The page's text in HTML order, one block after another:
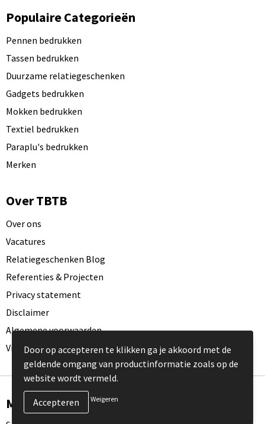
Populaire Categorieën
Pennen bedrukken
Tassen bedrukken
Duurzame relatiegeschenken
Gadgets bedrukken
Mokken bedrukken
Textiel bedrukken
Paraplu's bedrukken
Merken
Over TBTB
Over ons
Vacatures
Relatiegeschenken Blog
Referenties & Projecten
Privacy statement
Disclaimer
Algemene voorwaarden
Visit our EU website
Meld je aan voor onze nieuwsbrief
Door op accepteren te klikken ga je akkoord met de
geldende omgang van productinformatie zoals op de
website wordt vermeld.
Weigeren